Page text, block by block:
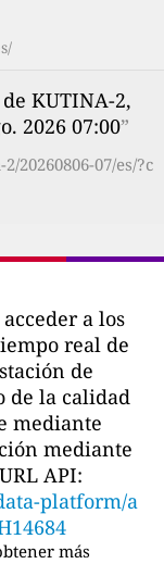
KUTINA-2,
2026 07:00”
20260806-07/es/?c
a los
real de
de
de la calidad
mediante
mediante
API:
platform/a
más